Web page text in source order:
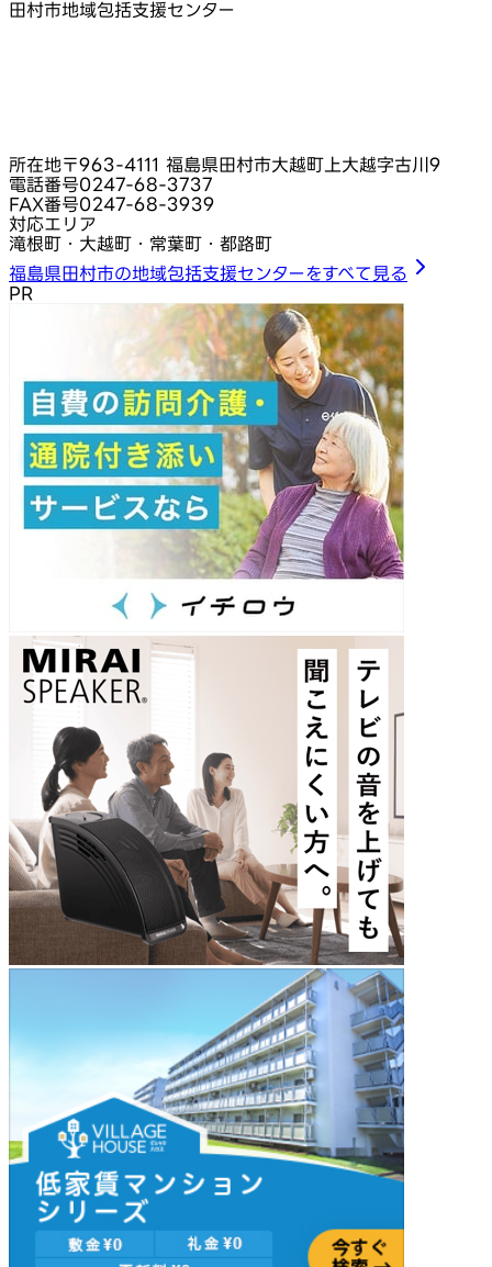
田村市地域包括支援センター
所在地〒963-4111 福島県田村市大越町上大越字古川9
電話番号0247-68-3737
FAX番号0247-68-3939
対応エリア
滝根町・大越町・常葉町・都路町
福島県田村市の地域包括支援センターをすべて見る
PR